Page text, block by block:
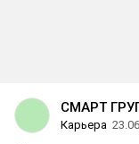
СМАРТ
Карьера